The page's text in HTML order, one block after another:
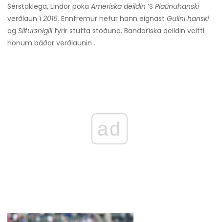
Sérstaklega, Lindor poka Ameríska deildin ’S Platínuhanski
verðlaun í 2016. Ennfremur hefur hann eignast Gullni hanski
og Silfursnigillfyrir stutta stöðuna. Bandaríska deildin veitti
honum báðar verðlaunin .
ad